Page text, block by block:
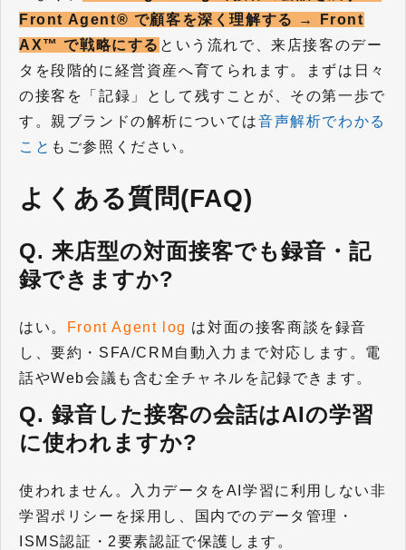
Front Agent® で顧客を深く理解する → Front
AX™ で戦略にする という流れで、来店接客のデー
タを段階的に経営資産へ育てられます。まずは日々
の接客を「記録」として残すことが、その第一歩で
す。親ブランドの解析については音声解析でわかる
こと もご参照ください。
よくある質問(FAQ)
Q. 来店型の対面接客でも録音・記
録できますか?
はい。 Front Agent log は対面の接客商談を録音
し、要約・SFA/CRM自動入力まで対応します。電
話やWeb会議も含む全チャネルを記録できます。
Q. 録音した接客の会話はAIの学習
に使われますか?
使われません。入力データをAI学習に利用しない非
学習ポリシーを採用し、国内でのデータ管理・
ISMS認証・2要素認証で保護します。